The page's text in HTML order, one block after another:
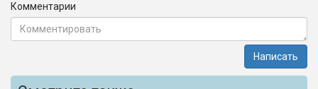
Комментарии
Написать